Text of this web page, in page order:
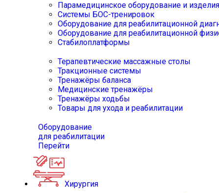
Парамедицинское оборудование и изделия
Системы БОС-тренировок
Оборудование для реабилитационной
Оборудование для реабилитационной
Стабилоплатформы
Терапевтические массажные столы
Тракционные системы
Тренажёры баланса
Медицинские тренажёры
Тренажёры ходьбы
Товары для ухода и реабилитации
Оборудование
для реабилитации
Перейти
Хирургия